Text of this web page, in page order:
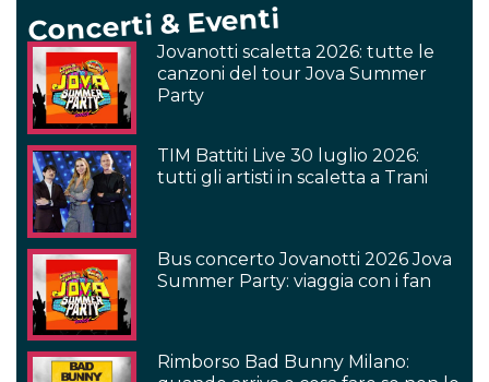
Concerti & Eventi
Jovanotti scaletta 2026: tutte le
canzoni del tour Jova Summer
Party
TIM Battiti Live 30 luglio 2026:
tutti gli artisti in scaletta a Trani
Bus concerto Jovanotti 2026 Jova
Summer Party: viaggia con i fan
Rimborso Bad Bunny Milano: